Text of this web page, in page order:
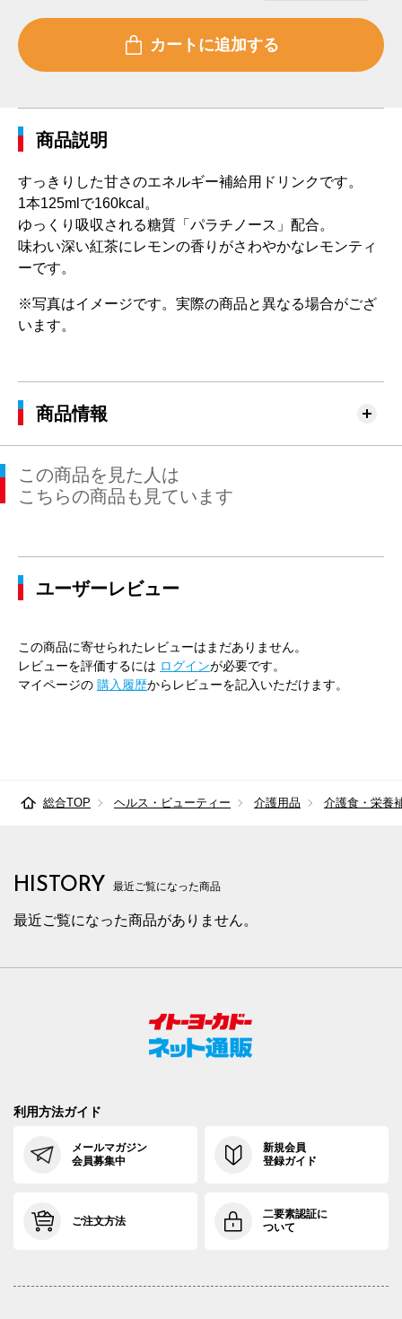
商品説明
すっきりした甘さのエネルギー補給用ドリンクです。
1本125mlで160kcal。
ゆっくり吸収される糖質「パラチノース」配合。
味わい深い紅茶にレモンの香りがさわやかなレモンティ
ーです。
※写真はイメージです。実際の商品と異なる場合がござ
います。
商品情報
この商品を見た人は
こちらの商品も見ています
ユーザーレビュー
この商品に寄せられたレビューはまだありません。
レビューを評価するには ログインが必要です。
マイページの 購入履歴からレビューを記入いただけます。
総合TOP ヘルス・ビューティー 介護用品 介護食・栄養
HISTORY 最近ご覧になった商品
最近ご覧になった商品がありません。
利用方法ガイド
メールマガジン
会員募集中
新規会員
登録ガイド
ご注文方法
二要素認証に
ついて